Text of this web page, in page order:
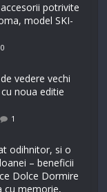
potrivite
model SKI-
0
vedere vechi
noua editie
1
odihnitor, si o
– beneficii
Dolce Dormire
cu memorie,